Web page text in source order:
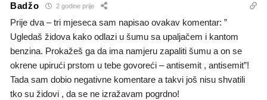
Badžo 2 godine prije
Prije dva – tri mjeseca sam napisao ovakav komentar: ”
Ugledaš židova kako odlazi u šumu sa upaljačem i kantom
benzina. Prokažeš ga da ima namjeru zapaliti šumu a on se
okrene upirući prstom u tebe govoreći – antisemit , antisemit”!
Tada sam dobio negativne komentare a takvi još nisu shvatili
tko su židovi , da se ne izražavam pogrdno!